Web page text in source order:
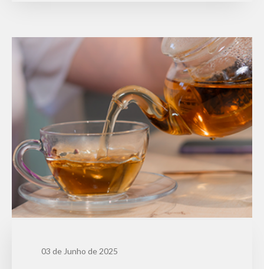
03 de Junho de 2025